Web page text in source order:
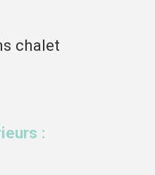
chalet
: